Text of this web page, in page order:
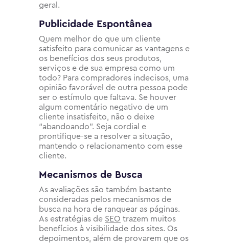
geral.
Publicidade Espontânea
Quem melhor do que um cliente
satisfeito para comunicar as vantagens e
os benefícios dos seus produtos,
serviços e de sua empresa como um
todo? Para compradores indecisos, uma
opinião favorável de outra pessoa pode
ser o estímulo que faltava. Se houver
algum comentário negativo de um
cliente insatisfeito, não o deixe
“abandoando”. Seja cordial e
prontifique-se a resolver a situação,
mantendo o relacionamento com esse
cliente.
Mecanismos de Busca
As avaliações são também bastante
consideradas pelos mecanismos de
busca na hora de ranquear as páginas.
As estratégias de SEO trazem muitos
benefícios à visibilidade dos sites. Os
depoimentos, além de provarem que os